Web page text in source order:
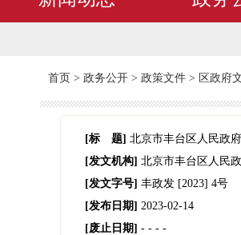
首页 > 政务公开 > 政策文件 > 区政府
[标 题] 北京市丰台区人民政
[发文机构] 北京市丰台区人民
[发文字号] 丰政发 [2023] 4号
[发布日期] 2023-02-14
[废止日期] - - - -